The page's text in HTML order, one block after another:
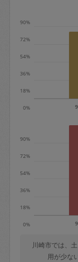
※キャ
定期依
0%
18%
36%
54%
72%
90%
0%
18%
36%
54%
72%
90%
川崎市では、
用が少な